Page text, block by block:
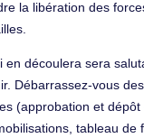
la libération des
en découlera sera
Débarrassez-vous
(approbation et dépôt
tableau de